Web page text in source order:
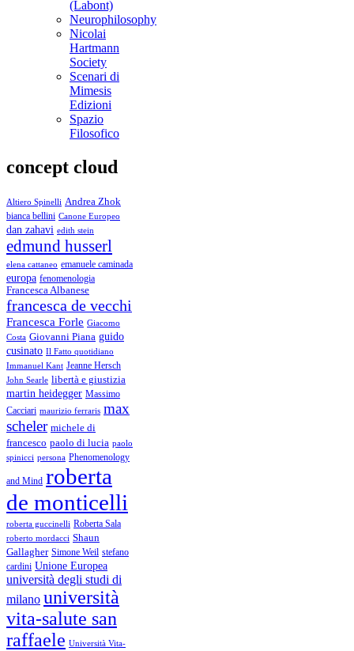
(Labont)
Neurophilosophy
Nicolai
Hartmann
Society
Scenari di
Mimesis
Edizioni
Spazio
Filosofico
concept cloud
Altiero Spinelli Andrea Zhok
bianca bellini Canone Europeo
dan zahavi edith stein
edmund husserl
elena cattaneo emanuele caminada
europa fenomenologia
Francesca Albanese
francesca de vecchi
Francesca Forle Giacomo
Costa Giovanni Piana guido
cusinato Il Fatto quotidiano
Immanuel Kant Jeanne Hersch
John Searle libertà e giustizia
martin heidegger Massimo
Cacciari maurizio ferraris max
scheler michele di
francesco paolo di lucia paolo
spinicci persona Phenomenology
and Mind roberta
de monticelli
roberta guccinelli Roberta Sala
roberto mordacci Shaun
Gallagher Simone Weil stefano
cardini Unione Europea
università degli studi di
milano università
vita-salute san
raffaele Università Vita-